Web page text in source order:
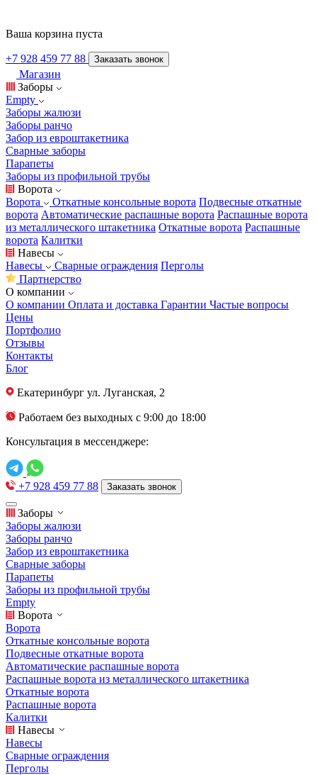
Ваша корзина пуста
+7 928 459 77 88 Заказать звонок
Магазин
Заборы
Empty
Заборы жалюзи
Заборы ранчо
Забор из евроштакетника
Сварные заборы
Парапеты
Заборы из профильной трубы
Ворота
Ворота
Откатные консольные ворота Подвесные откатные
ворота Автоматические распашные ворота Распашные ворота
из металлического штакетника Откатные ворота Распашные
ворота Калитки
Навесы
Навесы
Сварные ограждения Перголы
Партнерство
О компании
О компании Оплата и доставка Гарантии Частые вопросы
Цены
Портфолио
Отзывы
Контакты
Блог
Екатеринбург ул. Луганская, 2
Работаем без выходных с 9:00 до 18:00
Консультация в мессенджере:
+7 928 459 77 88 Заказать звонок
Заборы
Заборы жалюзи
Заборы ранчо
Забор из евроштакетника
Сварные заборы
Парапеты
Заборы из профильной трубы
Empty
Ворота
Ворота
Откатные консольные ворота
Подвесные откатные ворота
Автоматические распашные ворота
Распашные ворота из металлического штакетника
Откатные ворота
Распашные ворота
Калитки
Навесы
Навесы
Сварные ограждения
Перголы